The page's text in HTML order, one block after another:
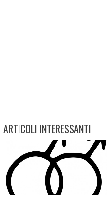
ARTICOLI INTERESSANTI